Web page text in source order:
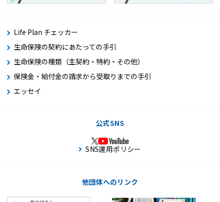
Life Plan チェッカー
生命保険の契約にあたっての手引
生命保険の種類（主契約・特約・その他）
保険金・給付金の請求から受取りまでの手引
エッセイ
公式SNS
SNS運用ポリシー
他団体へのリンク